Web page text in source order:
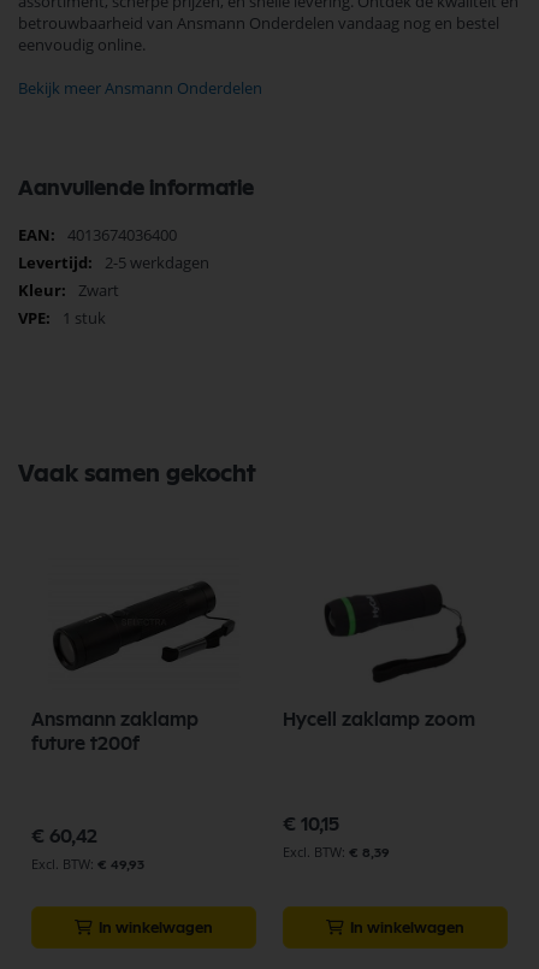
betrouwbaarheid van Ansmann Onderdelen vandaag nog en bestel
eenvoudig online.
Bekijk meer Ansmann Onderdelen
Aanvullende informatie
Meer
informatie
4013674036400
2-5 werkdagen
Zwart
1 stuk
Vaak samen gekocht
Ansmann zaklamp
future t200f
€ 60,42
€ 49,93
In winkelwagen
Hycell zaklamp zoom
€ 10,15
€ 8,39
In winkelwagen